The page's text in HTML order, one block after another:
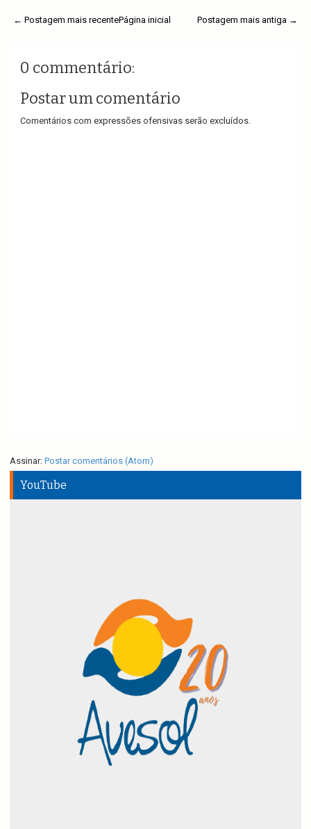
← Postagem mais recente Postagem mais antiga →
Página inicial
0 commentário:
Postar um comentário
Comentários com expressões ofensivas serão excluídos.
Assinar: Postar comentários (Atom)
YouTube